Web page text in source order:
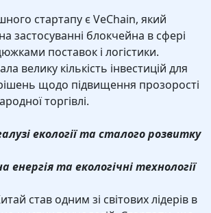
стартапу є VeChain, який
застосуванні блокчейна в сфері
поставок і логістики.
велику кількість інвестицій для
рішень щодо підвищення прозорості
торгівлі.
екології та сталого розвитку
енергія та екологічні технології
став одним зі світових лідерів в